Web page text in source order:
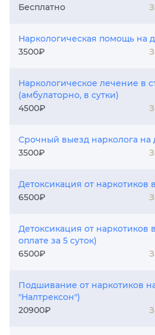
Бесплатно
Наркологическая помощь на
3500₽
Наркологическое лечение в
(амбулаторно, в сутки)
4500₽
Срочный выезд нарколога на
3500₽
Детоксикация от наркотиков
6500₽
Детоксикация от наркотиков
оплате за 5 суток)
6500₽
Подшивание от наркотиков
"Налтрексон")
20900₽